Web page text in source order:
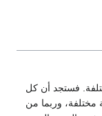
فستجد أن كل
وربما من